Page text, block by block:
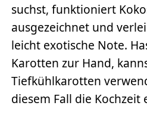
suchst, funktioniert
ausgezeichnet und
leicht exotische Note.
Karotten zur Hand,
Tiefkühlkarotten
diesem Fall die Kochzeit